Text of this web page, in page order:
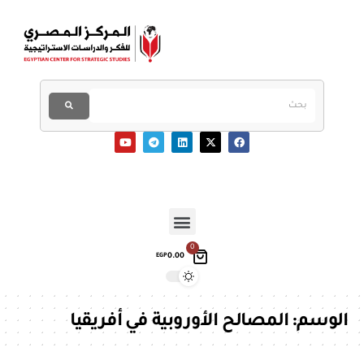
0
EGP0.00
الوسم:المصالح الأوروبية في أفريقيا